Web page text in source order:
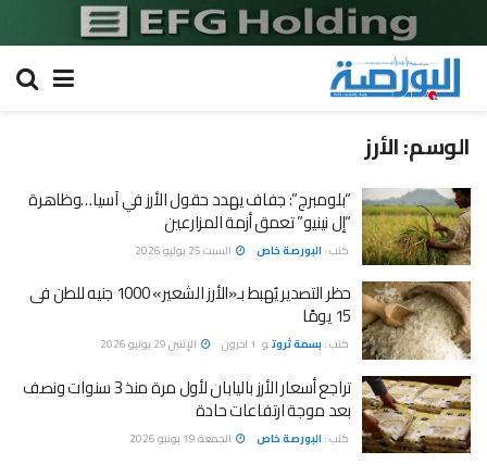
الوسم:الأرز
“بلومبرج”: جفاف يهدد حقول الأرز في آسيا…وظاهرة
“إل نينيو” تعمق أزمة المزارعين
كتب : البورصة خاص السبت 25 يوليو 2026
حظر التصدير يُهبط بـ«الأرز الشعير» 1000 جنيه للطن فى
15 يومًا
كتب : بسمة ثروتو 1 اخرون الإثنين 29 يونيو 2026
تراجع أسعار الأرز باليابان لأول مرة منذ 3 سنوات ونصف
بعد موجة ارتفاعات حادة
كتب : البورصة خاص الجمعة 19 يونيو 2026